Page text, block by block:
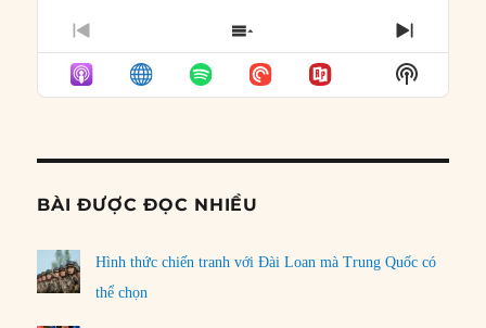
PREVIOUS
EPISODE
SHOW
EPISODES
LIST
NEXT
Show
Podcast
BÀI ĐƯỢC ĐỌC NHIỀU
Hình thức chiến tranh với Đài Loan mà Trung Quốc có
thể chọn